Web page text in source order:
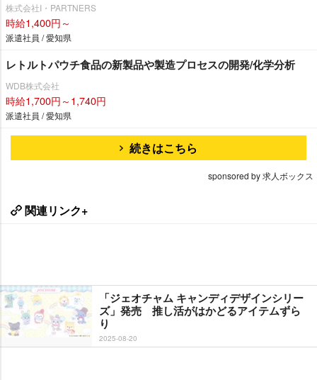
株式会社I・PARTNERS
時給1,400円～
派遣社員 / 愛知県
レトルトパウチ食品の新製品や製造プロセスの開発/化学分析
WDB株式会社
時給1,700円～1,740円
派遣社員 / 愛知県
続きはこちら
sponsored by 求人ボックス
関連リンク+
「ジェオチャム キャンディデザインシリー
ズ」発売 推し活がはかどるアイテムずら
り
2025-08-20